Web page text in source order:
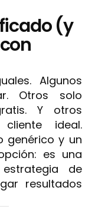
(y
Algunos
Otros solo
Y otros
ideal.
genérico y un
es una
de
resultados